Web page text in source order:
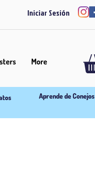
Iniciar Sesión
More
Aprende de Conejos